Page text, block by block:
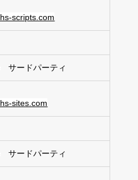
hs-scripts.com
サードパーティ
hs-sites.com
サードパーティ